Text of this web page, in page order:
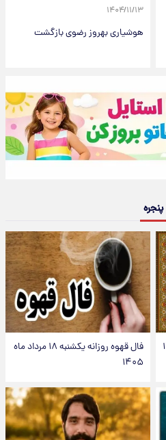
۱۴۰۴/۱۱/۱۳
هوشیاری بهروز رضوی بازگشت
پنجره
فال قهوه روزانه یکشنبه ۱۸ مرداد ماه
۱۴۰۵